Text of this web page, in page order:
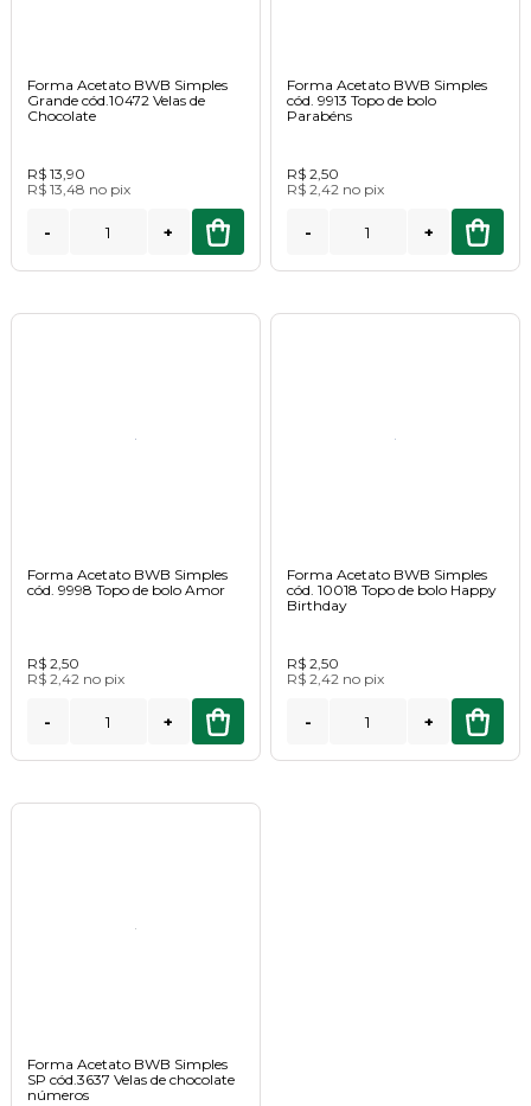
Forma Acetato BWB Simples
Grande cód.10472 Velas de
Chocolate
R$ 13,90
R$ 13,48 no pix
- +
Forma Acetato BWB Simples
cód. 9913 Topo de bolo
Parabéns
R$ 2,50
R$ 2,42 no pix
- +
Forma Acetato BWB Simples
cód. 9998 Topo de bolo Amor
R$ 2,50
R$ 2,42 no pix
- +
Forma Acetato BWB Simples
cód. 10018 Topo de bolo Happy
Birthday
R$ 2,50
R$ 2,42 no pix
- +
Forma Acetato BWB Simples
SP cód.3637 Velas de chocolate
números